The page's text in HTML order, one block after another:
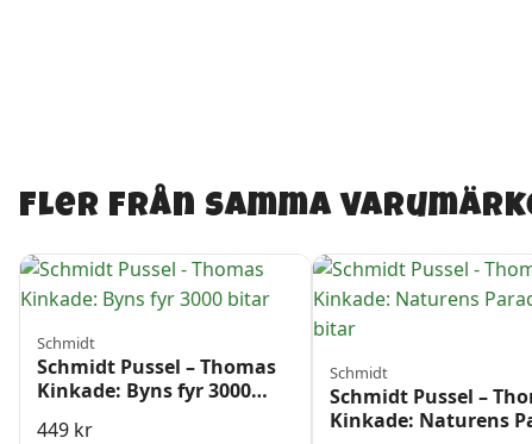
Fler från samma
Schmidt
Schmidt Pussel – Thomas
Kinkade: Byns fyr 3000
449 kr
Schmidt
Schmidt Pussel –
Kinkade: Naturens